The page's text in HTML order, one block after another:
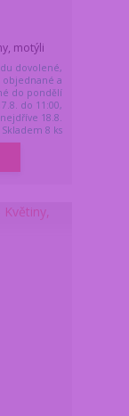
motýli
dovolené,
objednané a
do pondělí
do 11:00,
18.8.
8 ks